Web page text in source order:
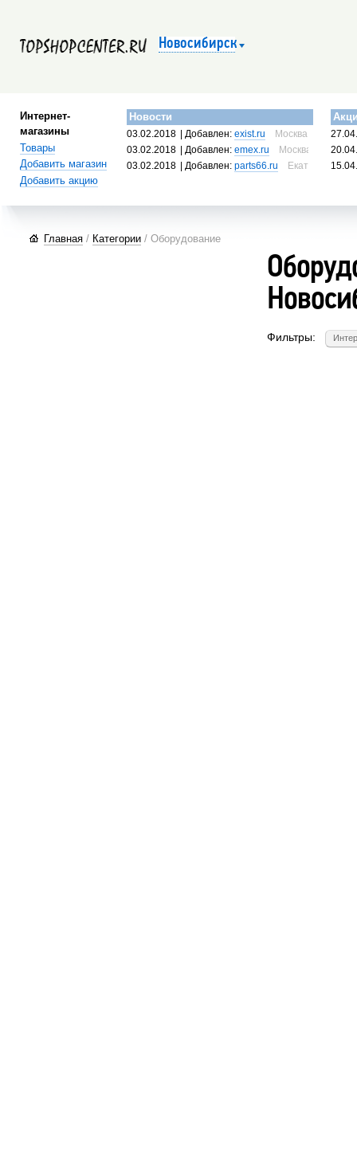
Новосибирск
Интернет-
магазины
Товары
Добавить магазин
Добавить акцию
Новости
03.02.2018 | Добавлен:exist.ru
Москва, Россия
03.02.2018
| Добавлен:emex.ru
Москва, Россия
03.02.2018
| Добавлен:parts66.ru Екатеринбург,
Главная / Категории / Оборудование
Фильтры: